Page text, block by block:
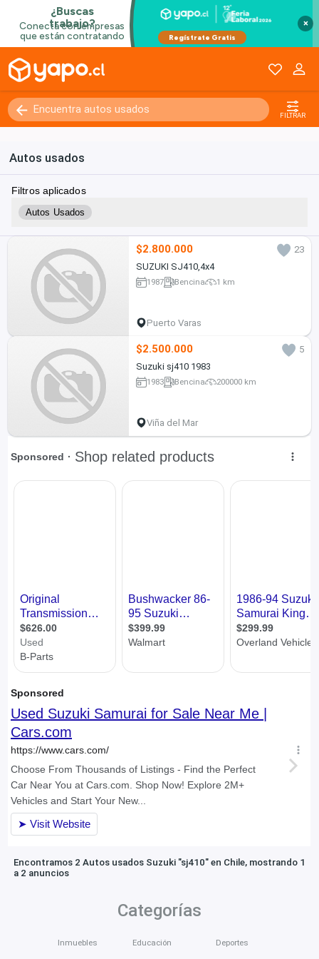
×
FILTRAR
Autos usados
Filtros aplicados
Autos Usados
$2.800.000
23
SUZUKI SJ410,4x4
1987 Bencina 1 km
Puerto Varas
$2.500.000
5
Suzuki sj410 1983
1983 Bencina 200000 km
Viña del Mar
Encontramos 2 Autos usados Suzuki "sj410" en Chile, mostrando 1
a 2 anuncios
Categorías
Inmuebles Educación Deportes